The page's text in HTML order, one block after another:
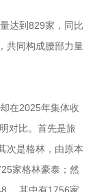
达到829家，同比
共同构成腰部力量
在2025年集体收
对比。首先是旅
次是格林，由原本
家格林豪泰；然
， 其中有1756家